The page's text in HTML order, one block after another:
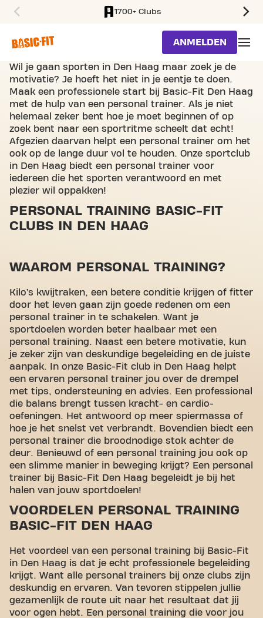
1700+ Clubs
ANMELDEN
Wil je gaan sporten in Den Haag maar zoek je de
motivatie? Je hoeft het niet in je eentje te doen.
Maak een professionele start bij Basic-Fit Den Haag
met de hulp van een personal trainer. Als je niet
helemaal zeker bent hoe je moet beginnen of op
zoek bent naar een sportritme scheelt dat echt!
Afgezien daarvan helpt een personal trainer om het
ook op de lange duur vol te houden. Onze sportclub
in Den Haag biedt een personal trainer voor
iedereen die het sporten verantwoord en met
plezier wil oppakken!
PERSONAL TRAINING BASIC-FIT
CLUBS IN DEN HAAG
WAAROM PERSONAL TRAINING?
Kilo’s kwijtraken, een betere conditie krijgen of fitter
door het leven gaan zijn goede redenen om een
personal trainer in te schakelen. Want je
sportdoelen worden beter haalbaar met een
personal training. Naast een betere motivatie, kun
je zeker zijn van deskundige begeleiding en de juiste
aanpak. In onze Basic-Fit club in Den Haag helpt
een ervaren personal trainer jou over de drempel
met tips, ondersteuning en advies. Een professional
die balans brengt tussen kracht- en cardio-
oefeningen. Het antwoord op meer spiermassa of
hoe je het snelst vet verbrandt. Bovendien biedt een
personal trainer die broodnodige stok achter de
deur. Benieuwd of een personal training jou ook op
een slimme manier in beweging krijgt? Een personal
trainer bij Basic-Fit Den Haag begeleidt je bij het
halen van jouw sportdoelen!
VOORDELEN PERSONAL TRAINING
BASIC-FIT DEN HAAG
Het voordeel van een personal training bij Basic-Fit
in Den Haag is dat je echt professionele begeleiding
krijgt. Want alle personal trainers bij onze clubs zijn
deskundig en ervaren. Van tevoren stippelen jullie
gezamenlijk de route uit naar het resultaat dat jij
voor ogen hebt. Een personal training die voor jou